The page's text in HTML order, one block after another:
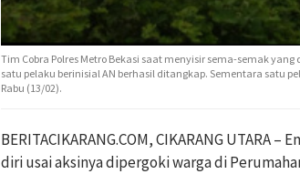
Tim Cobra Polres Metro Bekasi saat menyisir sema-semak
satu pelaku berinisial AN berhasil ditangkap. Sementara satu
Rabu (13/02).
BERITACIKARANG.COM, CIKARANG
diri usai aksinya dipergoki warga di